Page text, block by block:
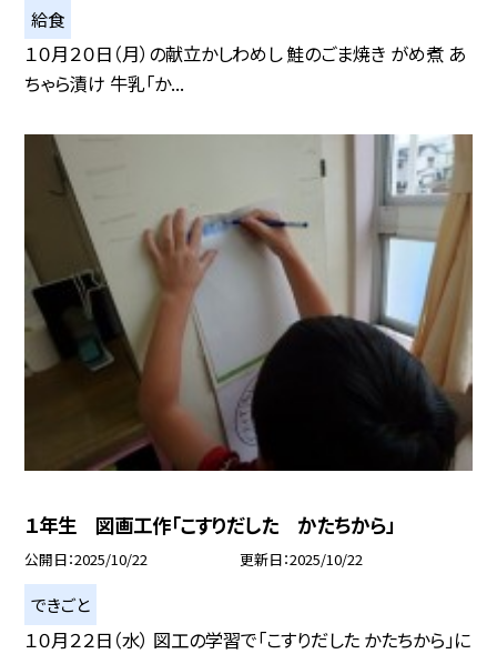
給食
１０月２０日（月）の献立かしわめし 鮭のごま焼き がめ煮 あ
ちゃら漬け 牛乳「か...
１年生 図画工作「こすりだした かたちから」
公開日 2025/10/22 更新日 2025/10/22
できごと
１０月２２日（水） 図工の学習で「こすりだした かたちから」に